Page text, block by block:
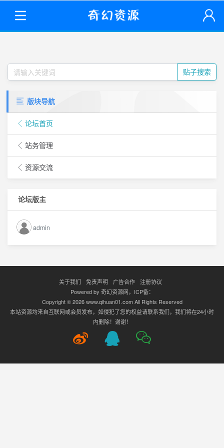
贴子搜索
版块导航
论坛首页
站务管理
资源交流
论坛版主
admin
关于我们 免责声明 广告合作
注册协议
Powered by 奇幻资源网，ICP备：
Copyright © 2026 www.qihuan01.com All Rights Reserved
本站资源均来自互联网或会员发布，如侵犯了您的权益请联系我们，我们将在24小时
内删除！谢谢！